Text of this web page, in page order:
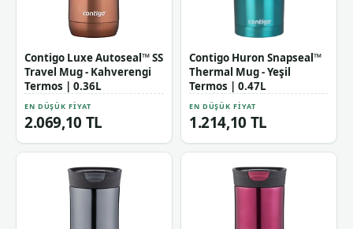
Contigo Luxe Autoseal™ SS
Travel Mug - Kahverengi
Termos | 0.36L
EN DÜŞÜK FIYAT
2.069,10 TL
Contigo Huron Snapseal™
Thermal Mug - Yeşil
Termos | 0.47L
EN DÜŞÜK FIYAT
1.214,10 TL